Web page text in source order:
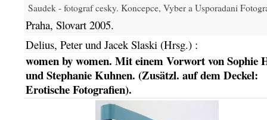
Saudek - fotograf cesky. Koncepce, Vyber a Usporadani
Praha, Slovart 2005.
Delius, Peter und Jacek Slaski (Hrsg.):
women by women. Mit einem Vorwort von Sophie
und Stephanie Kuhnen. (Zusätzl. auf dem Deckel:
Erotische Fotografien).